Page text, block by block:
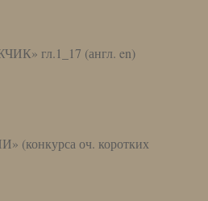
гл.1_17 (англ. en)
оч. коротких